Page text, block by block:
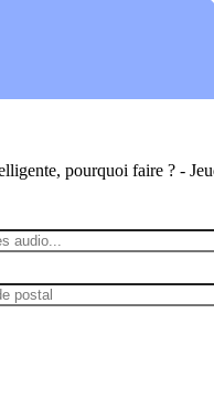
pourquoi faire ? -